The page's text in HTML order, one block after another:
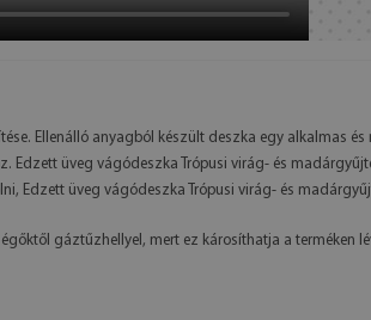
Ellenálló anyagból készült deszka egy alkalmas
üveg vágódeszka Trópusi virág- és
Edzett üveg vágódeszka Trópusi virág- és
gáztűzhellyel, mert ez károsíthatja a terméken